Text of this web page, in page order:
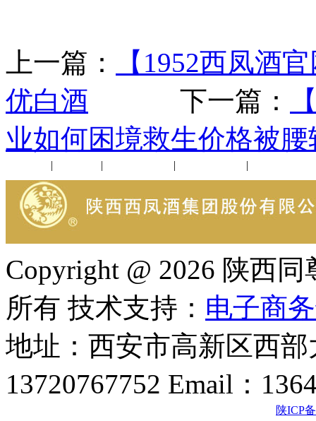
上一篇：
【1952西凤酒
优白酒 下一篇：
业如何困境救生价格被腰
| | | |
Copyright @ 2026 陕西
所有 技术支持： 电子商
地址：西安市高新区西
13720767752 Email：
陕ICP